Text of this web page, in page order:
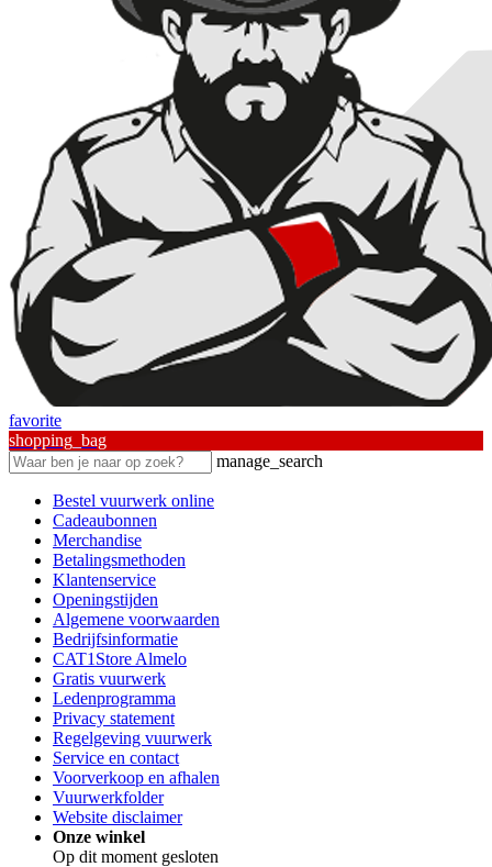
favorite
shopping_bag
manage_search
Bestel vuurwerk online
Cadeaubonnen
Merchandise
Betalingsmethoden
Klantenservice
Openingstijden
Algemene voorwaarden
Bedrijfsinformatie
CAT1Store Almelo
Gratis vuurwerk
Ledenprogramma
Privacy statement
Regelgeving vuurwerk
Service en contact
Voorverkoop en afhalen
Vuurwerkfolder
Website disclaimer
Onze winkel
Op dit moment gesloten